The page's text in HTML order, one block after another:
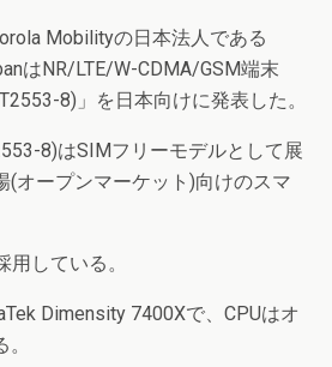
Mobilityの日本法人である
はNR/LTE/W-CDMA/GSM端末
8)」を日本向けに発表した。
8)はSIMフリーモデルとして展
(オープンマーケット)向けのスマ
用している。
Dimensity 7400Xで、CPUはオ